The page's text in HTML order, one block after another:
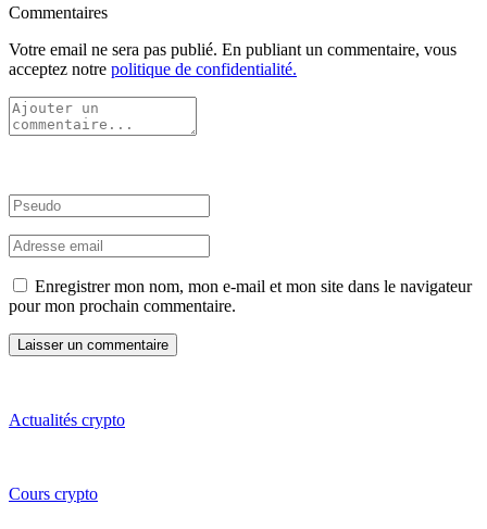
Commentaires
Votre email ne sera pas publié. En publiant un commentaire, vous
acceptez notre politique de confidentialité.
Enregistrer mon nom, mon e-mail et mon site dans le navigateur
pour mon prochain commentaire.
Actualités crypto
Cours crypto